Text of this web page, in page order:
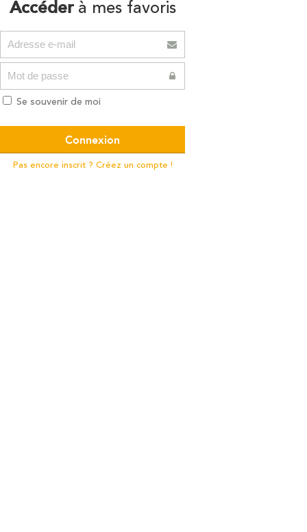
Accéderà mes favoris
Se souvenir de moi
Pas encore inscrit ? Créez un compte !